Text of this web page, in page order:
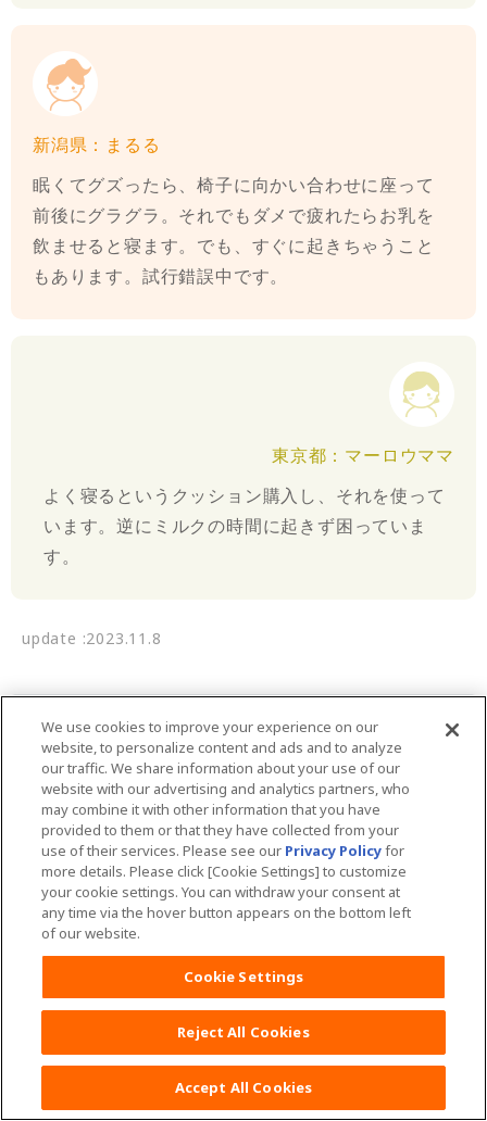
新潟県：まるる
眠くてグズったら、椅子に向かい合わせに座って
前後にグラグラ。それでもダメで疲れたらお乳を
飲ませると寝ます。でも、すぐに起きちゃうこと
もあります。試行錯誤中です。
東京都：マーロウママ
よく寝るというクッション購入し、それを使って
います。逆にミルクの時間に起きず困っていま
す。
update :2023.11.8
お気に入りに追加する
お気に入り機能はブラウザのcookieを使用しています。ご利用の際はcookieを有効にし
てください。
また、iPhone、iPadのSafariにおいては「プライベートブラウズ」 機能をオフにして
いただく必要があります
cookieをクリアすると、登録したお気に入りもクリアされます。
Share
F
a
X
We use cookies to improve your experience on our
website, to personalize content and ads and to analyze
our traffic. We share information about your use of our
website with our advertising and analytics partners, who
may combine it with other information that you have
provided to them or that they have collected from your
use of their services. Please see our Privacy Policyfor
more details. Please click [Cookie Settings] to customize
your cookie settings. You can withdraw your consent at
any time via the hover button appears on the bottom left
of our website.
Cookie Settings
Reject All Cookies
Accept All Cookies